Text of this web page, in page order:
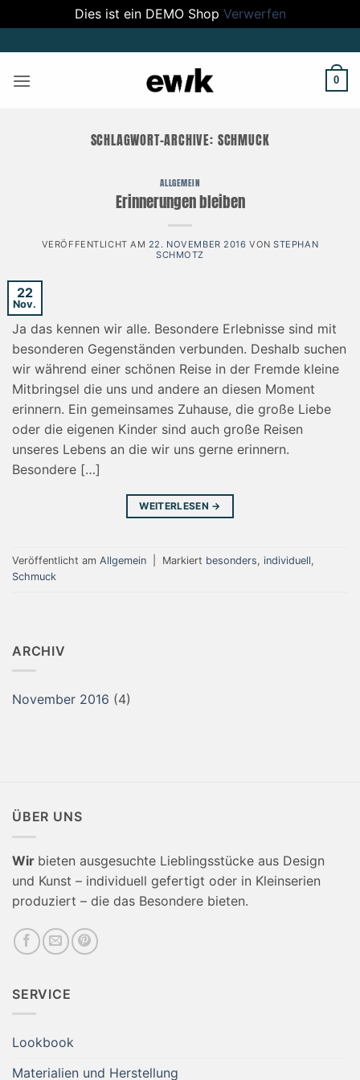
Dies ist ein DEMO Shop Verwerfen
Inhalt
springen
0
SCHLAGWORT-ARCHIVE: SCHMUCK
ALLGEMEIN
Erinnerungen bleiben
VERÖFFENTLICHT AM 22. NOVEMBER 2016 VONSTEPHAN
SCHMOTZ
22
Nov.
Ja das kennen wir alle. Besondere Erlebnisse sind mit
besonderen Gegenständen verbunden. Deshalb suchen
wir während einer schönen Reise in der Fremde kleine
Mitbringsel die uns und andere an diesen Moment
erinnern. Ein gemeinsames Zuhause, die große Liebe
oder die eigenen Kinder sind auch große Reisen
unseres Lebens an die wir uns gerne erinnern.
Besondere […]
WEITERLESEN →
Veröffentlicht am Allgemein Markiert besonders, individuell,
Schmuck
ARCHIV
November 2016 (4)
ÜBER UNS
Wir bieten ausgesuchte Lieblingsstücke aus Design
und Kunst – individuell gefertigt oder in Kleinserien
produziert – die das Besondere bieten.
SERVICE
Lookbook
Materialien und Herstellung